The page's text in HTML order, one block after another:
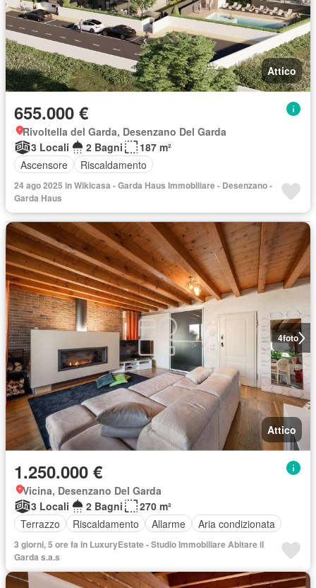
Attico
655.000 €
Rivoltella del Garda, Desenzano Del Garda
3 Locali
2 Bagni
187 m²
Ascensore
Riscaldamento
24 ago 2025 in Wikicasa - Garda Haus Immobiliare - Desenzano -
Garda Haus
4foto
Attico
1.250.000 €
Vicina, Desenzano Del Garda
3 Locali
2 Bagni
270 m²
Terrazzo
Riscaldamento Allarme Aria condizionata
3 giorni, 5 ore fa in LuxuryEstate - Studio Immobiliare Abitare il
Garda s.a.s